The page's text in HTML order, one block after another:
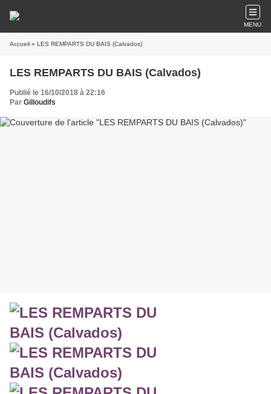
MENU
Accueil » LES REMPARTS DU BAIS (Calvados)
LES REMPARTS DU BAIS (Calvados)
Publié le 16/10/2018 à 22:16
Par Gilloudifs